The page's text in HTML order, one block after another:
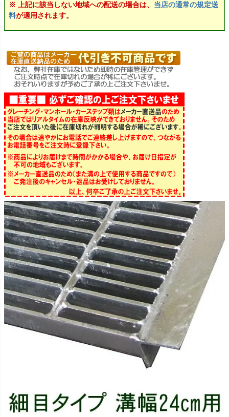
※ 上記に該当しない地域への配送の場合は、 当店の通常の規定送
料が適用されます。